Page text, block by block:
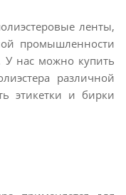
ленты,
промышленности
У нас можно купить
различной
этикетки и бирки